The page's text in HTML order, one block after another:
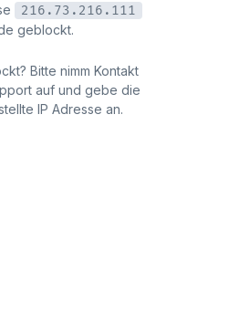
216.73.216.111
geblockt.
Bitte nimm Kontakt
auf und gebe die
IP Adresse an.